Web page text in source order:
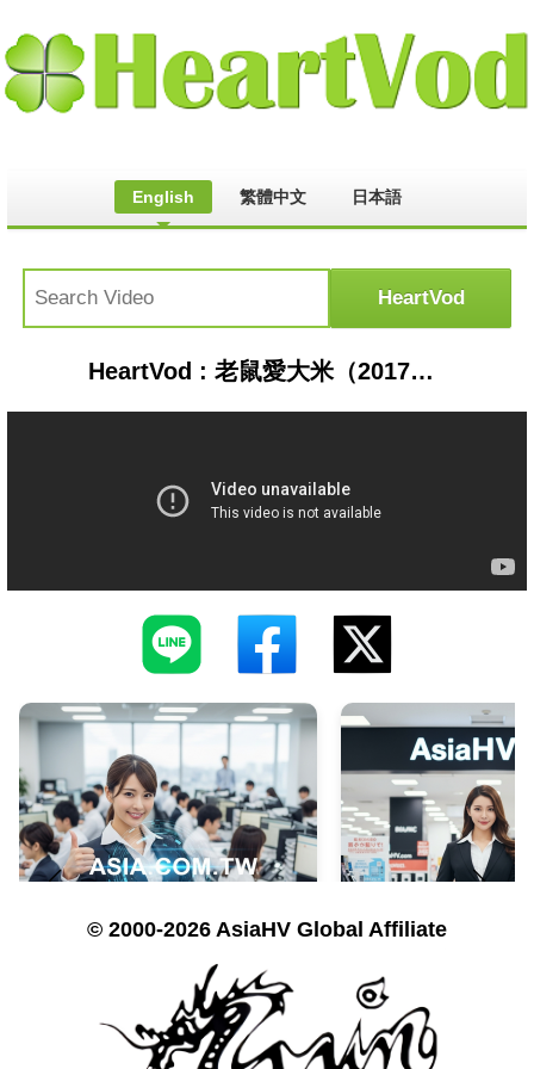
English 繁體中文 日本語
HeartVod : 老鼠愛大米（2017版）
© 2000-2026 AsiaHV Global Affiliate